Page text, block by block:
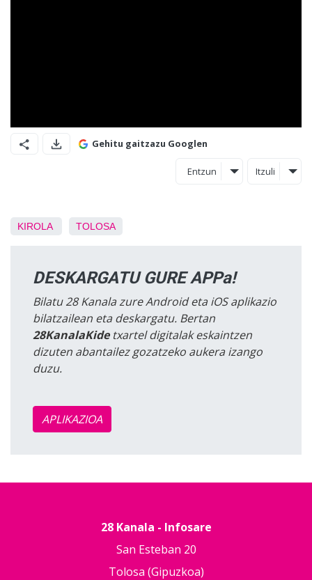
Gehitu gaitzazu Googlen
Entzun Itzuli
KIROLA TOLOSA
DESKARGATU GURE APPa!
Bilatu 28 Kanala zure Android eta iOS aplikazio
bilatzailean eta deskargatu. Bertan
28KanalaKidetxartel digitalak eskaintzen
dizuten abantailez gozatzeko aukera izango
duzu.
APLIKAZIOA
28 Kanala - Infosare
San Esteban 20
Tolosa (Gipuzkoa)